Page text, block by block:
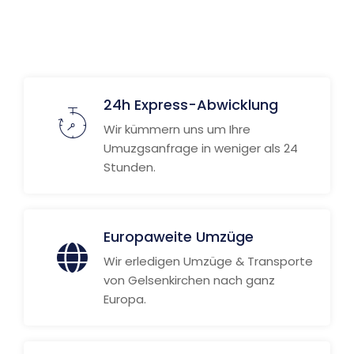
24h Express-Abwicklung
Wir kümmern uns um Ihre
Umuzgsanfrage in weniger als 24
Stunden.
Europaweite Umzüge
Wir erledigen Umzüge & Transporte
von Gelsenkirchen nach ganz
Europa.